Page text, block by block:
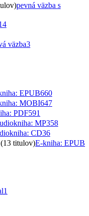
pevná väzba s
väzba3
EPUB660
MOBI647
PDF591
MP358
CD36
titulov)E-kniha: EPUB
1